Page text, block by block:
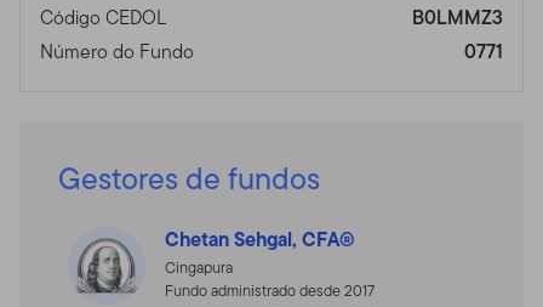
Código CEDOL
B0LMMZ3
Número do Fundo
0771
Gestores de fundos
Chetan Sehgal, CFA®
Cingapura
Fundo administrado desde 2017